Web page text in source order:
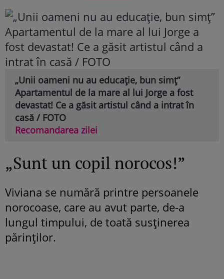
„Unii oameni nu au educație, bun simț”
Apartamentul de la mare al lui Jorge a fost
devastat! Ce a găsit artistul când a intrat în
casă / FOTO
Recomandarea zilei
„Sunt un copil norocos!”
Viviana se numără printre persoanele
norocoase, care au avut parte, de-a
lungul timpului, de toată susținerea
părinților.